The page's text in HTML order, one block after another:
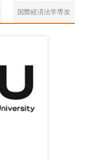
国際経済法学専攻